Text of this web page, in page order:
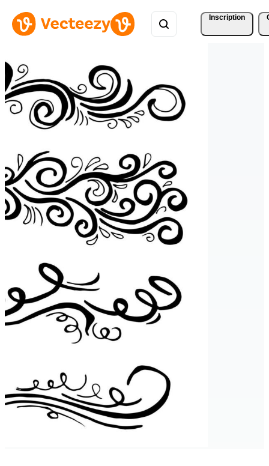
Inscription